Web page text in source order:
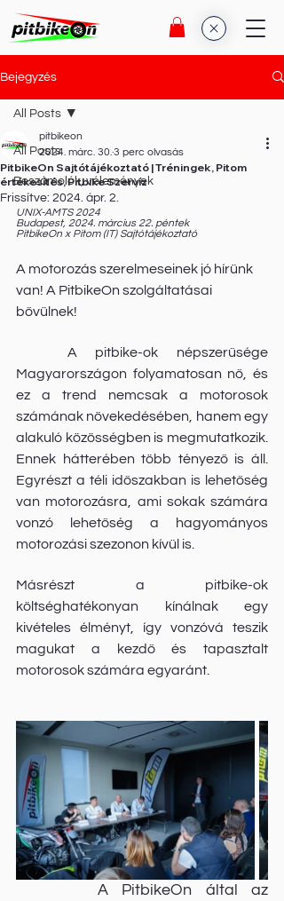
Bejegyzés
All Posts
Beszámolók, vélemények
All Posts
PitbikeOn Sajtótájékoztató | Tréningek, Pitom
értékesítés, Pitbike Szervíz
pitbikeon
2024. márc. 30.3 perc olvasás
Frissítve: 2024. ápr. 2.
UNIX-AMTS 2024
Budapest, 2024. március 22. péntek
PitbikeOn x Pitom (IT) Sajtótájékoztató
A motorozás szerelmeseinek jó hírünk
van! A PitbikeOn szolgáltatásai
bővülnek!
Magyarországon folyamatosan nő, és
ez a trend nemcsak a motorosok
számának növekedésében, hanem egy
alakuló közösségben is megmutatkozik.
Ennek hátterében több tényező is áll.
Egyrészt a téli időszakban is lehetőség
van motorozásra, ami sokak számára
vonzó lehetőség a hagyományos
motorozási szezonon kívül is.
Másrészt a pitbike-ok
költséghatékonyan kínálnak egy
kivételes élményt, így vonzóvá teszik
magukat a kezdő és tapasztalt
motorosok számára egyaránt.
A PitbikeOn által az